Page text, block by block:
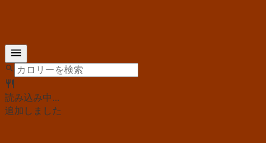
読み込み中...
追加しました